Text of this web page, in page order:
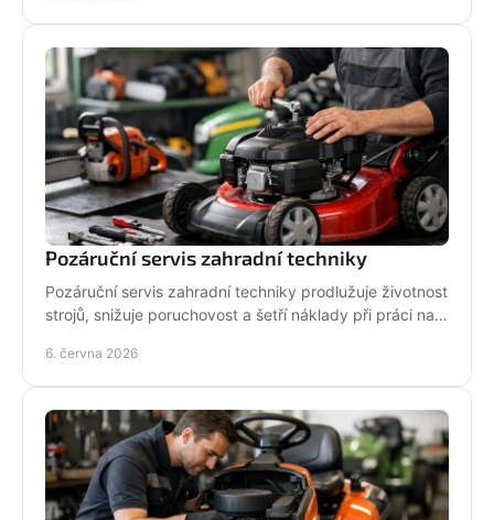
Pozáruční servis zahradní techniky
Pozáruční servis zahradní techniky prodlužuje životnost
strojů, snižuje poruchovost a šetří náklady při práci na
6. června 2026